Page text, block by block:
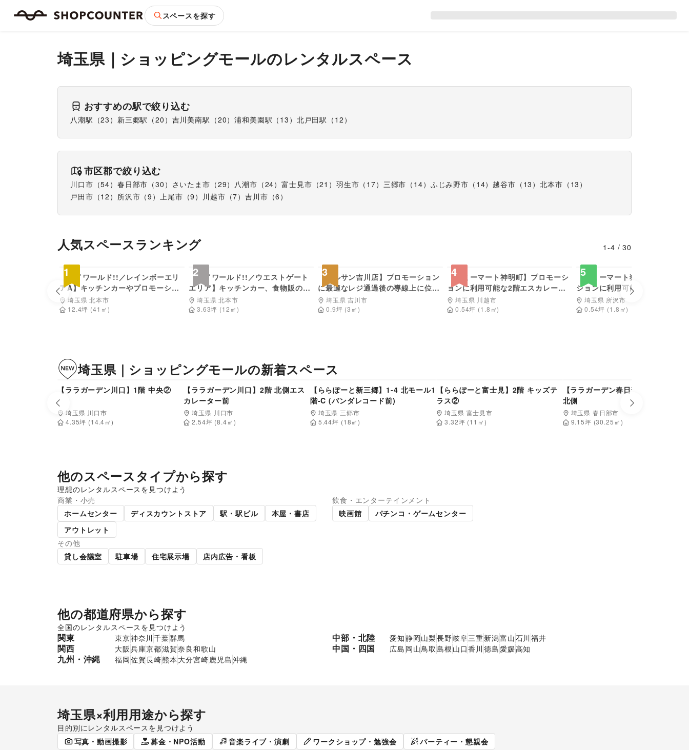
スペースを探す
埼玉県｜ ショッピングモールのレンタルスペース
おすすめの駅で絞り込む
八潮駅 （23 ） 新三郷駅 （20 ） 吉川美南駅 （20）浦和美園駅 （ 13 ） 北戸田駅 （ 12 ）
市区郡で絞り込む
川口市 （54） 春日部市 （30 ） さいたま市 （29） 八潮市 （24）富士見市 （21 ） 羽生市 （ 17） 三郷市 （ 14） ふじみ野市 （ 14） 越谷市 （ 13 ）北本市 （ 13 ）
戸田市 （12 ） 所沢市 （9 ） 上尾市 （9 ） 川越市 （7）吉川市 （6 ）
人気スペースランキング 1-4 /30
1
【ヘイワールド!!／レインボーエリ
アA】キッチンカーやプロモーショ
ンイベントで利用可能！メイン駐車
場から館内入口に面した屋外スペー
埼玉県 北本市
12.4坪 (41 ㎡)
2
【ヘイワールド!!／ウエストゲート
エリア】キッチンカー、食物販のみ
利用可能！近隣のお客様が数多く利
用する食料品スーパー出入口に面し
埼玉県 北本市
3.63坪 (12 ㎡)
3
【マルサン吉川店】プロモーション
に最適なレジ通過後の導線上に位置
するスペース ※平日のみ利用可能
埼玉県 吉川市
0.9坪 (3 ㎡)
4
【マミーマート神明町】プロモーシ
ョンに利用可能な2階エスカレータ
ー前スペース
埼玉県 川越市
0.54坪 (1.8 ㎡)
5
【マミーマート狭山ヶ丘】プロ
ションに利用可能な風除室スペ
埼玉県 所沢市
0.54坪 (1.8 ㎡)
Previous slide Next slide
埼玉県｜ ショッピングモールの新着スペース
55,000円/日
【ララガーデン川口】1階 中央②
埼玉県 川口市
4.35坪 (14.4㎡)
55,000円/日
【ララガーデン川口】2階 北側エス
カレーター前
埼玉県 川口市
2.54坪 (8.4㎡)
【ららぽーと新三郷】1-4 北モール1
階-C (バンダレコード前)
埼玉県 三郷市
5.44坪 (18㎡)
【ららぽーと富士見】2階 キッズテ
ラス②
埼玉県 富士見市
3.32坪 (11 ㎡)
【ララガーデン春日部】2階吹き抜け
北側
埼玉県 春日部市
9.15坪 (30.25 ㎡)
Previous slide Next slide
他のスペースタイプから探す
理想のレンタルスペースを見つけよう
スーパーマーケット ギャラリー・貸し画廊 路面店舗
商業・小売
ホームセンター
ディスカウントストア 駅・駅ビル
本屋・書店
アウトレット
飲食・エンターテインメント
映画館
パチンコ・ゲームセンター
その他
貸し会議室
駐車場 住宅展示場 店内広告・看板
他の都道府県から探す
全国のレンタルスペースを見つけよう
関東 東京神奈川 千葉群馬 中部・北陸 愛知静岡山梨長野岐阜三重新潟富山石川 福井
関西 大阪 兵庫京都滋賀奈良和歌山 中国・四国 広島 岡山鳥取 島根 山口香川 徳島愛媛高知
九州・沖縄 福岡佐賀長崎熊本 大分宮崎鹿児島沖縄
埼玉県×利用用途から探す
目的別にレンタルスペースを見つけよう
ポップアップストア 食品販売 販促イベント 展示会・個展
写真・動画撮影 募金・NPO活動 音楽ライブ・演劇 ワークショップ・勉強会 パーティー・懇親会